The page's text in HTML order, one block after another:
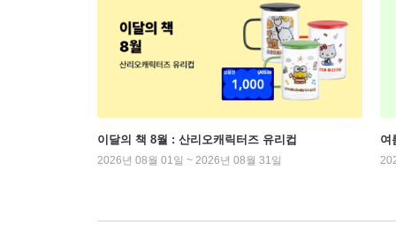
이달의 책 8월 : 산리오캐릭터즈 유리컵
2026년 08월 01일 ~ 2026년 08월 31일
여